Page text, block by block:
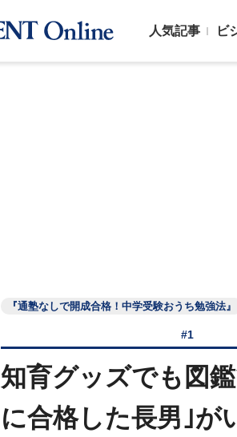
人気記事 ビ
『通塾なしで開成合格！中学受験おうち勉強法』
#1
知育グッズでも図
に合格した長男｣が